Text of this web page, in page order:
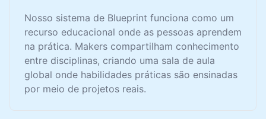
Nosso sistema de Blueprint funciona como um
recurso educacional onde as pessoas aprendem
na prática. Makers compartilham conhecimento
entre disciplinas, criando uma sala de aula
global onde habilidades práticas são ensinadas
por meio de projetos reais.